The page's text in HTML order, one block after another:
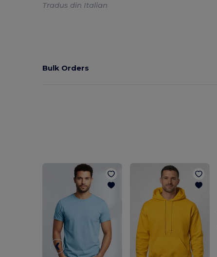
Tradus din Italian
Bulk Orders